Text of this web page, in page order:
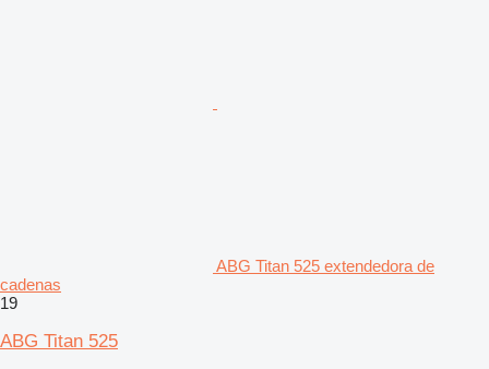
ABG Titan 525 extendedora de
cadenas
19
ABG Titan 525